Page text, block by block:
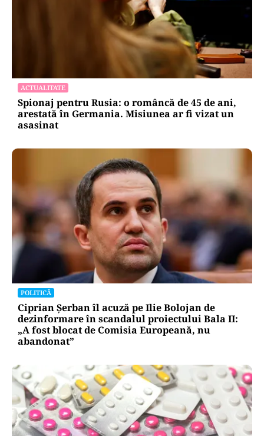
ACTUALITATE
Spionaj pentru Rusia: o româncă de 45 de ani,
arestată în Germania. Misiunea ar fi vizat un
asasinat
POLITICĂ
Ciprian Șerban îl acuză pe Ilie Bolojan de
dezinformare în scandalul proiectului Bala II:
„A fost blocat de Comisia Europeană, nu
abandonat”